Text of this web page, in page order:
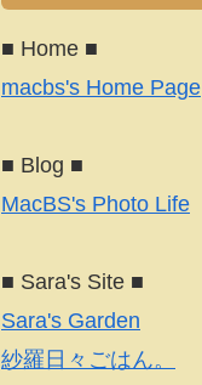
■ Home ■
macbs's Home Page
■ Blog ■
MacBS's Photo Life
■ Sara's Site ■
Sara's Garden
紗羅日々ごはん。